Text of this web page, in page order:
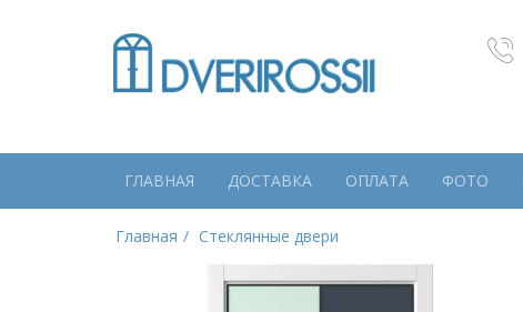
ГЛАВНАЯ ДОСТАВКА ОПЛАТА ФОТО
Главная Стеклянные двери